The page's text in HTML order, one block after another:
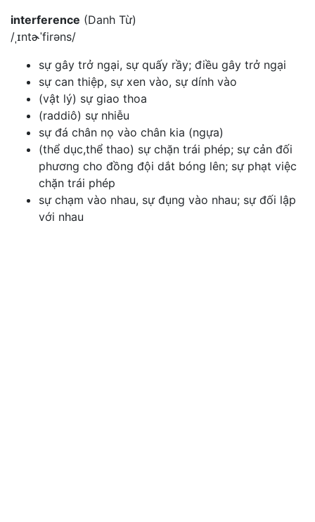
interference (Danh Từ)
/ˌɪntɚˈfirəns/
sự gây trở ngại, sự quấy rầy; điều gây trở ngại
sự can thiệp, sự xen vào, sự dính vào
(vật lý) sự giao thoa
(raddiô) sự nhiễu
sự đá chân nọ vào chân kia (ngựa)
(thể dục,thể thao) sự chặn trái phép; sự cản đối
phương cho đồng đội dắt bóng lên; sự phạt việc
chặn trái phép
sự chạm vào nhau, sự đụng vào nhau; sự đối lập
với nhau